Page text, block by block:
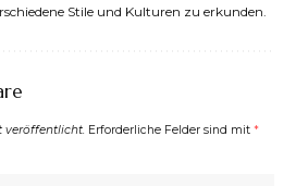
Stile und Kulturen zu erkunden.
veröffentlicht. Erforderliche Felder sind mit *